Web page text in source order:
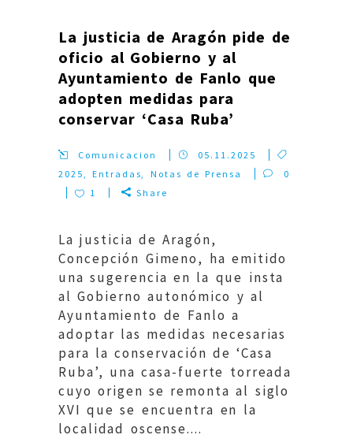
La justicia de Aragón pide de
oficio al Gobierno y al
Ayuntamiento de Fanlo que
adopten medidas para
conservar ‘Casa Ruba’
Comunicacion
05.11.2025
2025,Entradas, Notas de Prensa
0
1
Share
La justicia de Aragón,
Concepción Gimeno, ha emitido
una sugerencia en la que insta
al Gobierno autonómico y al
Ayuntamiento de Fanlo a
adoptar las medidas necesarias
para la conservación de ‘Casa
Ruba’, una casa-fuerte torreada
cuyo origen se remonta al siglo
XVI que se encuentra en la
localidad oscense....